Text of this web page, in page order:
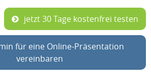
jetzt 30 Tage kostenfrei testen
für eine Online-Präsentation
vereinbaren